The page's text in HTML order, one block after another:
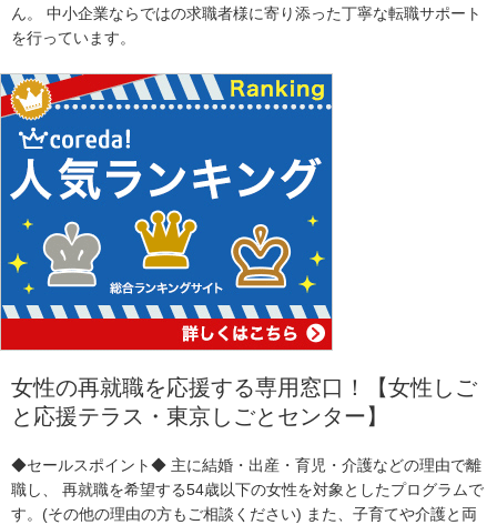
ん。 中小企業ならではの求職者様に寄り添った丁寧な転職サポート
を行っています。
女性の再就職を応援する専用窓口！【女性しご
と応援テラス・東京しごとセンター】
◆セールスポイント◆ 主に結婚・出産・育児・介護などの理由で離
職し、 再就職を希望する54歳以下の女性を対象としたプログラムで
す。(その他の理由の方もご相談ください) また、子育てや介護と両